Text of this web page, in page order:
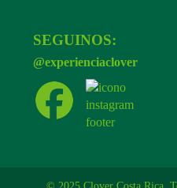
SEGUINOS:
@experienciaclover